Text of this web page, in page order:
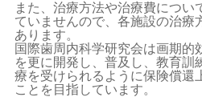
また、治療方法や治療費につい
ていませんので、各施設の治療
あります。
国際歯周内科学研究会は画期的
を更に開発し、普及し、教育訓
療を受けられるように保険償還
ことを目指しています。